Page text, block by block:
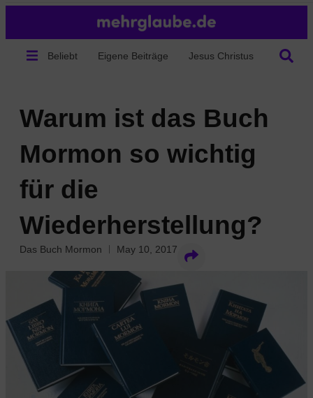
Beliebt Eigene Beiträge Jesus Christus Über
Warum ist das Buch
Mormon so wichtig
für die
Wiederherstellung?
Das Buch Mormon May 10, 2017